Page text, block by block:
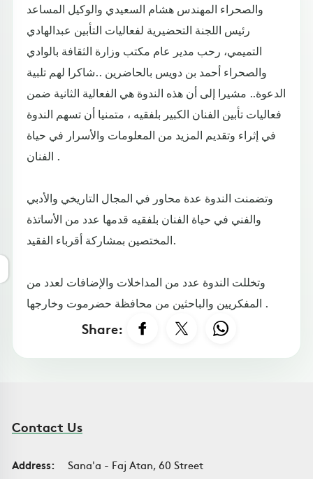
والصحراء المهندس هشام السعيدي والوكيل المساعد
رئيس اللجنة التحضيرية لفعاليات التأبين عبدالهادي
التميمي، رحب مدير عام مكتب وزارة الثقافة بالوادي
والصحراء أحمد بن دويس بالحاضرين ..شاكرا لهم تلبية
الدعوة.. مشيرا إلى أن هذه الندوة هي الفعالية الثانية ضمن
فعاليات تأبين الفنان الكبير بلفقيه ، متمنيا أن تسهم الندوة
في إثراء وتقديم المزيد من المعلومات والأسرار في حياة
الفنان .
وتضمنت الندوة عدة محاور في المجال التاريخي والأدبي
والفني في حياة الفنان بلفقيه قدمها عدد من الأساتذة
المختصين بمشاركة أقرباء الفقيد.
وتخللت الندوة عدد من المداخلات والإضافات لعدد من
المفكريين والباحثين من محافظة حضرموت وخارجها .
Share:
Contact Us
Address:
Sana'a - Faj Atan, 60 Street